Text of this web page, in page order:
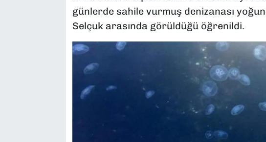
günlerde sahile vurmuş denizanası
Selçuk arasında görüldüğü öğrenildi.